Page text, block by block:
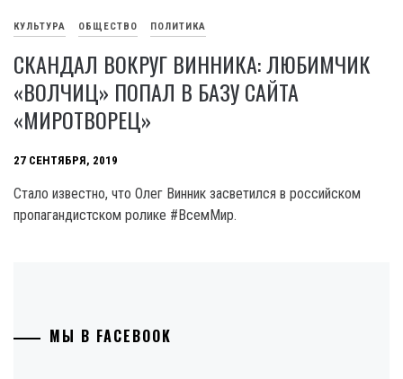
КУЛЬТУРА ОБЩЕСТВО ПОЛИТИКА
СКАНДАЛ ВОКРУГ ВИННИКА: ЛЮБИМЧИК
«ВОЛЧИЦ» ПОПАЛ В БАЗУ САЙТА
«МИРОТВОРЕЦ»
27 СЕНТЯБРЯ, 2019
Стало известно, что Олег Винник засветился в российском
пропагандистском ролике #ВсемМир.
МЫ В FACEBOOK